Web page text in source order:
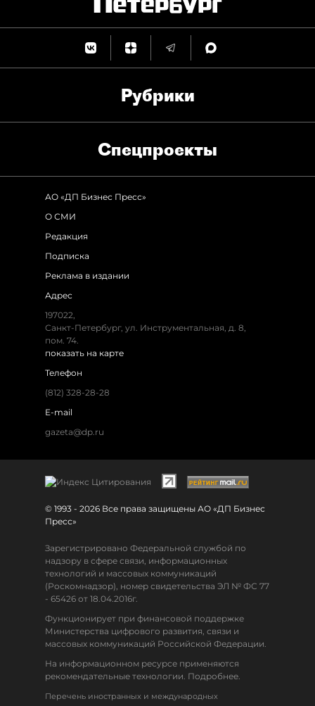
Рубрики
Спец­проекты
АО «ДП Бизнес Пресс»
О СМИ
Редакция
Подписка
Реклама в издании
Адрес
197022,
Санкт-Петербург, ул. Инструментальная, д. 8,
пом. 74.
показать на карте
Телефон
(812) 328-28-28
E-mail
gazeta@dp.ru
© 1993 - 2026 Все права защищены АО «ДП Бизнес
Пресс»
Зарегистрировано Федеральной службой по
надзору в сфере связи, информационных
технологий и массовых коммуникаций
(Роскомнадзор), номер свидетельства ЭЛ № ФС 77
- 65426 от 18.04.2016г.
Функционирует при финансовой поддержке
Министерства цифрового развития, связи и
массовых коммуникаций Российской Федерации.
На информационном ресурсе применяются
рекомендательные технологии. Подробнее.
Перечень иностранных и международных